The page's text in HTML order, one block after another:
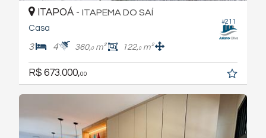
#211
ITAPOÁ - ITAPEMA DO SAÍ
Casa
3 4 360,0m² 122,0m²
R$ 673.000,00